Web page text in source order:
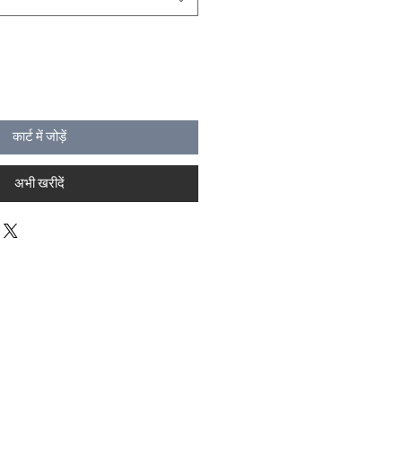
कार्ट में जोड़ें
अभी खरीदें